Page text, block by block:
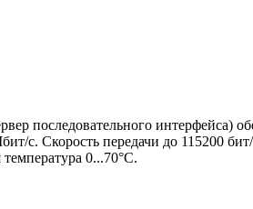
последовательного
с. Скорость передачи до 115200
0...70°С.